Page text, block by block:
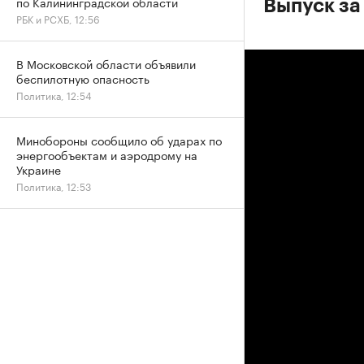
Выпуск
РБК и РСХБ, 12:56
В Московской области объявили
беспилотную опасность
Политика, 12:54
Минобороны сообщило об ударах по
энергообъектам и аэродрому на
Украине
Политика, 12:53